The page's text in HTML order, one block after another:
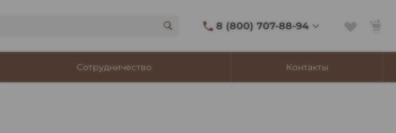
8 (800) 707-88-94
8 (800) 707-88-94
Адмирала Фокина, 8
Сотрудничество Контакты